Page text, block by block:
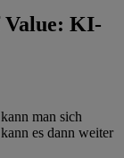
Value: KI-
man sich
es dann weiter